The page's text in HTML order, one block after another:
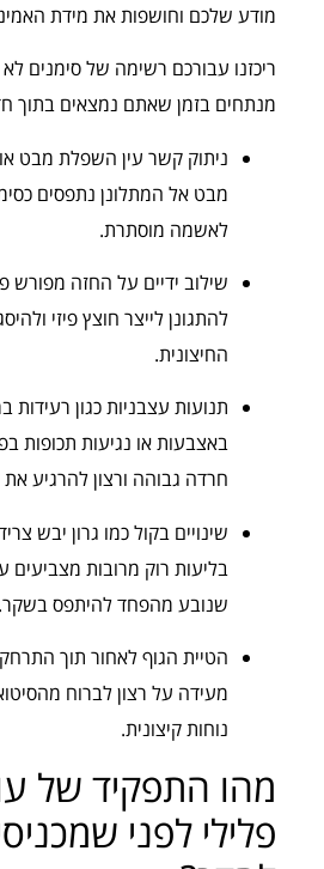
מודע שלכם וחושפות את מידת
ריכזנו עבורכם רשימה של סימנים לא
מנתחים בזמן שאתם נמצאים בתוך
ניתוק קשר עין השפלת מבט
מבט אל המתלונן נתפסים
לאשמה מוסתרת.
שילוב ידיים על החזה מפורש
להתגונן לייצר חוצץ פיזי
החיצונית.
תנועות עצבניות כגון רעידות
באצבעות או נגיעות תכופות
חרדה גבוהה ורצון להרגיע את
שינויים בקול כמו גרון יבש
בליעות רוק מרובות מצביעים
שנובע מהפחד להיתפס בשקר.
הטיית הגוף לאחור תוך
מעידה על רצון לברוח
נוחות קיצונית.
מהו התפקיד של
פלילי לפני